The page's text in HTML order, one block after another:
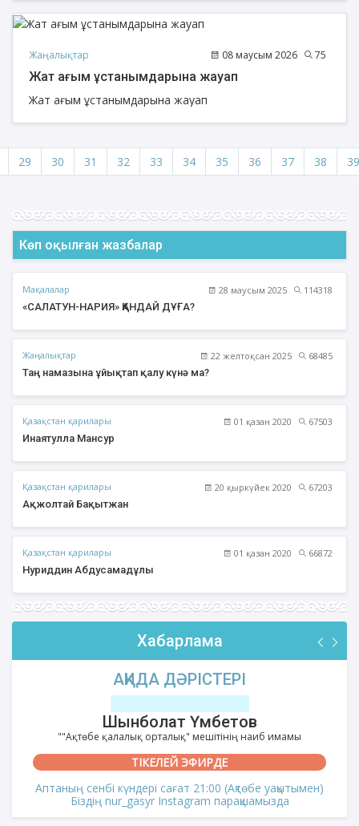
Жаңалықтар 08 маусым 2026 75
Жат ағым ұстанымдарына жауап
Жат ағым ұстанымдарына жауап
29 30 31 32 33 34 35 36 37 38 39
Көп оқылған жазбалар
Мақалалар 28 маусым 2025
114318
«САЛАТУН-НАРИЯ» ҚАНДАЙ ДҰҒА?
Жаңалықтар 22 желтоқсан 2025
68485
Таң намазына ұйықтап қалу күнә ма?
Қазақстан қарилары 01 қазан 2020
67503
Инаятулла Мансур
Қазақстан қарилары 20 қыркүйек 2020
67203
Ақжолтай Бақытжан
Қазақстан қарилары 01 қазан 2020
66872
Нуриддин Абдусамадұлы
Хабарлама
АҚИДА ДӘРІСТЕРІ
Шынболат Үмбетов
""Ақтөбе қалалық орталық" мешітінің наиб имамы
ТІКЕЛЕЙ ЭФИРДЕ
Аптаның сенбі күндері сағат 21:00 (Ақтөбе уақытымен)
Біздің nur_gasyr Instagram парақшамызда